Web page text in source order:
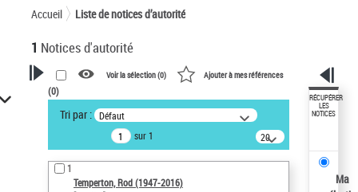
Accueil Liste de notices d’autorité
1 Notices d'autorité
VOTRE RECHERCHE
Recherche avancée dans les
notices d’autorité
Œuvres liées à l'auteur :
Temperton, Rod (1947-2016)
Voir la sélection (0) Ajouter à mes références
(0)
Tri par : Défaut
sur 1
20
résultats/page
1
Temperton, Rod (1947-2016)
RÉCUPÉRER
LES
NOTICES
Ma